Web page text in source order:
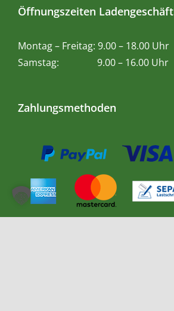
Öffnungszeiten Ladengeschäft
Montag – Freitag: 9.00 – 18.00 Uhr
Samstag: 9.00 – 16.00 Uhr
Zahlungsmethoden